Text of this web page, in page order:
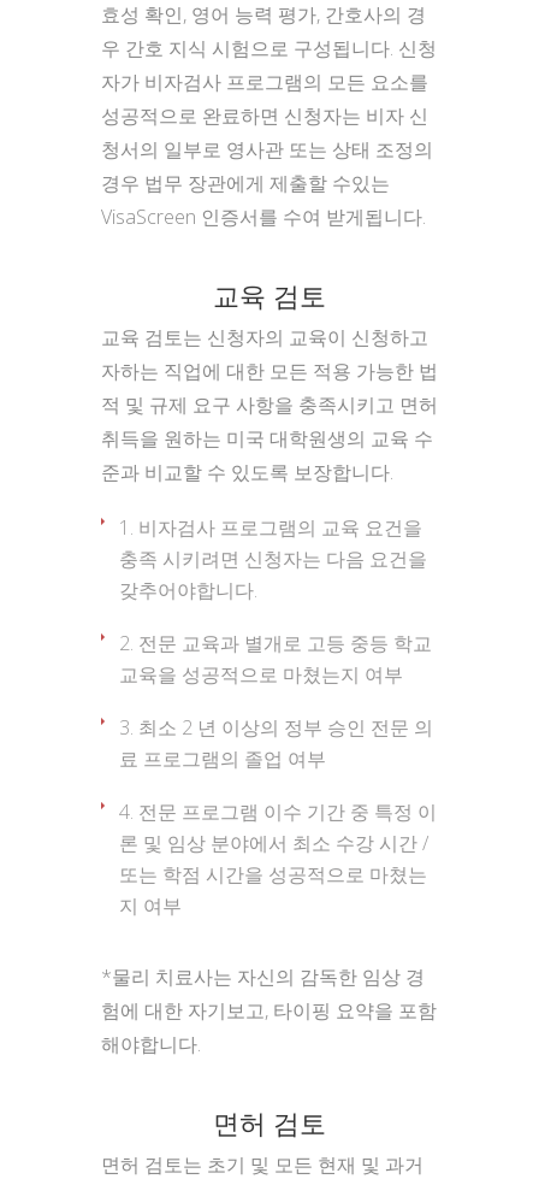
효성 확인, 영어 능력 평가, 간호사의 경
우 간호 지식 시험으로 구성됩니다. 신청
자가 비자검사 프로그램의 모든 요소를
성공적으로 완료하면 신청자는 비자 신
청서의 일부로 영사관 또는 상태 조정의
경우 법무 장관에게 제출할 수있는
VisaScreen 인증서를 수여 받게됩니다.
교육 검토
교육 검토는 신청자의 교육이 신청하고
자하는 직업에 대한 모든 적용 가능한 법
적 및 규제 요구 사항을 충족시키고 면허
취득을 원하는 미국 대학원생의 교육 수
준과 비교할 수 있도록 보장합니다.
비자검사 프로그램의 교육 요건을
충족 시키려면 신청자는 다음 요건을
갖추어야합니다.
전문 교육과 별개로 고등 중등 학교
교육을 성공적으로 마쳤는지 여부
최소 2 년 이상의 정부 승인 전문 의
료 프로그램의 졸업 여부
전문 프로그램 이수 기간 중 특정 이
론 및 임상 분야에서 최소 수강 시간 /
또는 학점 시간을 성공적으로 마쳤는
지 여부
*물리 치료사는 자신의 감독한 임상 경
험에 대한 자기보고, 타이핑 요약을 포함
해야합니다.
면허 검토
면허 검토는 초기 및 모든 현재 및 과거